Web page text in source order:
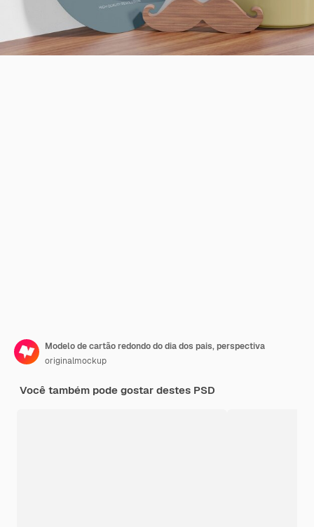
Modelo de cartão redondo do dia dos pais, perspectiva
originalmockup
Você também pode gostar destes PSD